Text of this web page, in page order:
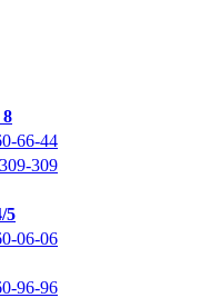
8
66-44
309
5
06-06
96-96